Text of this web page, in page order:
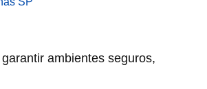
ambientes seguros,